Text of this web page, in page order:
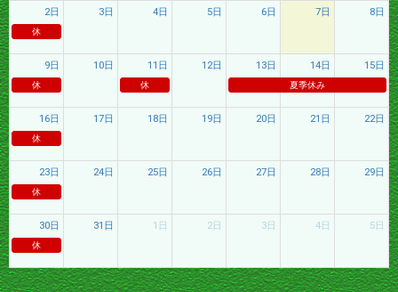
2日
休
3日 4日 5日 6日 7日 8日
9日
休
10日 11日
休
12日 13日
夏季休み
14日 15日
16日
休
17日 18日 19日 20日 21日 22日
23日
休
24日 25日 26日 27日 28日 29日
30日
休
31日 1日 2日 3日 4日 5日